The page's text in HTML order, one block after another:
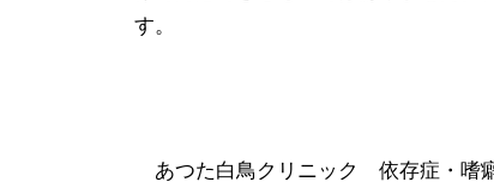
す。
あつた白鳥クリニック 依存症・嗜